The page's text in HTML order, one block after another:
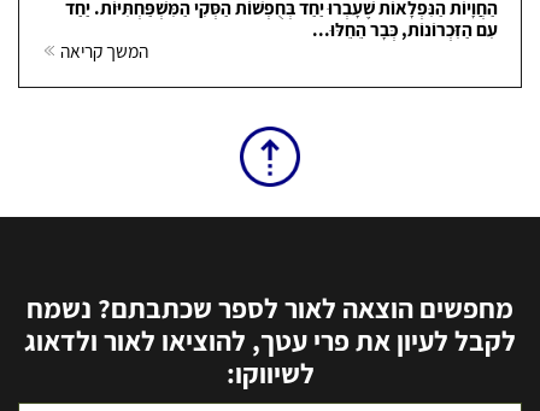
הַחֲוָיוֹת הַנִּפְלָאוֹת שֶׁעָבְרוּ יַחַד בְּחֻפְשׁוֹת הַסְּקִי הַמִּשְׁפַּחְתִּיּוֹת. יַחַד
עִם הַזִּכְרוֹנוֹת, כְּבָר הֵחֵלּוּ...
המשך קריאה
מחפשים הוצאה לאור לספר שכתבתם? נשמח
לקבל לעיון את פרי עטך, להוציאו לאור ולדאוג
לשיווקו: